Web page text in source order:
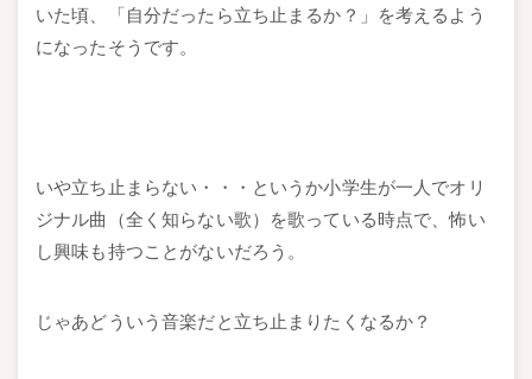
いた頃、「自分だったら立ち止まるか？」を考えるよう
になったそうです。
いや立ち止まらない・・・というか小学生が一人でオリ
ジナル曲（全く知らない歌）を歌っている時点で、怖い
し興味も持つことがないだろう。
じゃあどういう音楽だと立ち止まりたくなるか？